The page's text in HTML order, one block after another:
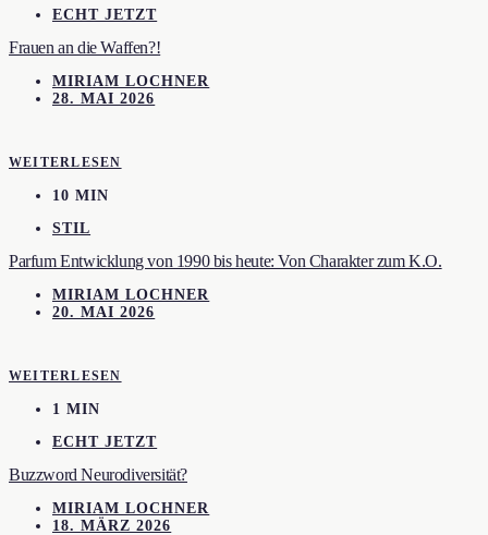
ECHT JETZT
Frauen an die Waffen?!
MIRIAM LOCHNER
28. MAI 2026
WEITERLESEN
10 MIN
STIL
Parfum Entwicklung von 1990 bis heute: Von Charakter zum K.O.
MIRIAM LOCHNER
20. MAI 2026
WEITERLESEN
1 MIN
ECHT JETZT
Buzzword Neurodiversität?
MIRIAM LOCHNER
18. MÄRZ 2026